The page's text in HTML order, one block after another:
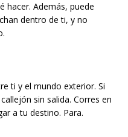
hacer. Además, puede
dentro de ti, y no
ti y el mundo exterior. Si
sin salida. Corres en
a tu destino. Para.